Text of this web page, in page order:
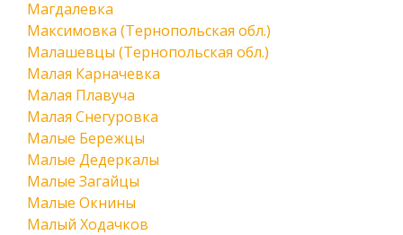
Магдалевка
Максимовка (Тернопольская обл.)
Малашевцы (Тернопольская обл.)
Малая Карначевка
Малая Плавуча
Малая Снегуровка
Малые Бережцы
Малые Дедеркалы
Малые Загайцы
Малые Окнины
Малый Ходачков